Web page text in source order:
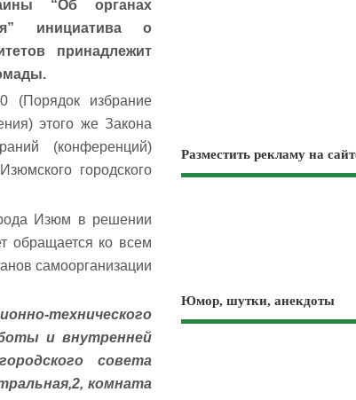
“Об органах
инициатива о
принадлежит
(Порядок избрание
этого же Закона
(конференций)
городского
Изюм в решении
обращается ко всем
самоорганизации
технического
и внутренней
совета
комната
Разместить рекламу на
Юмор, шутки, анекдоты